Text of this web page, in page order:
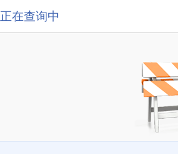
正在查询中